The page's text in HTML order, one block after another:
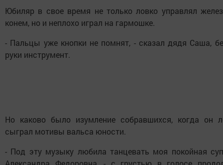
Юбиляр в свое время не только ловко управлял
конем, но и неплохо играл на гармошке.
- Пальцы уже кнопки не помнят, - сказал дядя Саша,
руки инструмент.
Но каково было изумление собравшихся, когда он
сыграл мотивы вальса юности.
- Под эту музыку любила танцевать моя покойная